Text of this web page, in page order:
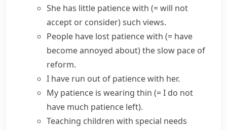
She has little patience with (= will not
accept or consider)such views.
People have lost patience with (= have
become annoyed about)the slow pace of
reform.
I have run out of patience with her.
My patience is wearing thin (= I do not
have much patience left).
Teaching children with special needs